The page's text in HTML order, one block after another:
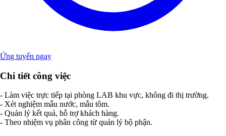
Ứng tuyển ngay
Chi tiết công việc
- Làm việc trực tiếp tại phòng LAB khu vực, không đi thị trường.
- Xét nghiệm mẫu nước, mẫu tôm.
- Quản lý kết quả, hỗ trợ khách hàng.
- Theo nhiệm vụ phân công từ quản lý bộ phận.